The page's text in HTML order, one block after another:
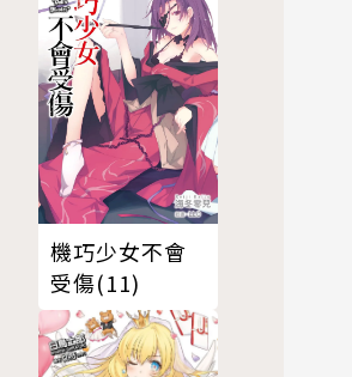
機巧少女不會
受傷(11)